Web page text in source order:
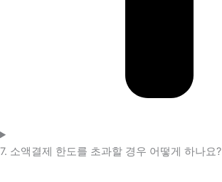
7. 소액결제 한도를 초과할 경우 어떻게 하나요?